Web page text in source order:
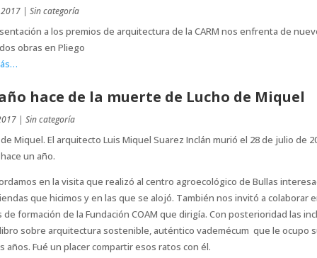
| Sin categoría
a los premios de arquitectura de la CARM nos enfrenta de
obras en Pliego
hace de la muerte de Lucho de Miquel
| Sin categoría
Miquel. El arquitecto Luis Miquel Suarez Inclán murió el 28 de julio de
un año.
en la visita que realizó al centro agroecológico de Bullas
que hicimos y en las que se alojó. También nos invitó a colaborar
de formación de la Fundación COAM que dirigía. Con posterioridad las
sobre arquitectura sostenible, auténtico vademécum que le ocupo
años. Fué un placer compartir esos ratos con él.